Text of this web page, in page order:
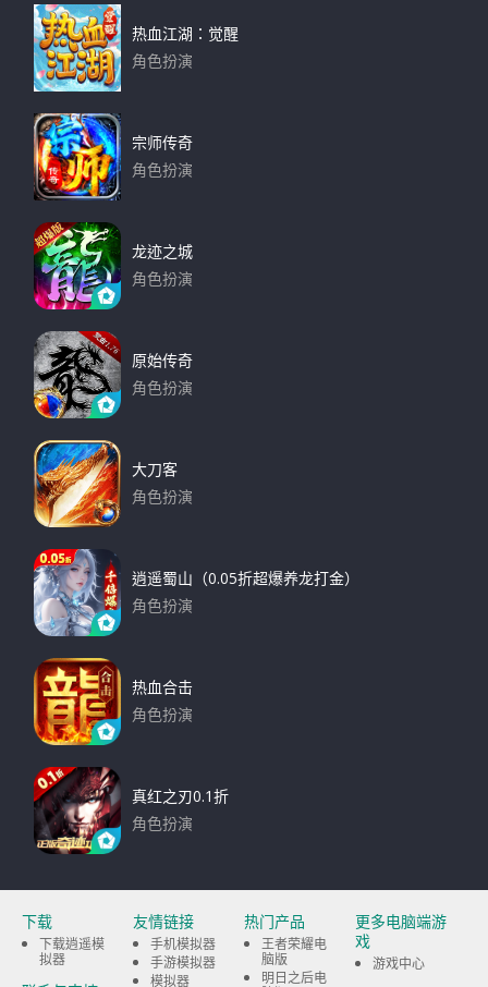
热血江湖：觉醒
角色扮演
宗师传奇
角色扮演
龙迹之城
角色扮演
原始传奇
角色扮演
大刀客
角色扮演
逍遥蜀山（0.05折超爆养龙打金）
角色扮演
热血合击
角色扮演
真红之刃0.1折
角色扮演
下载
下载逍遥模
拟器
友情链接
手机模拟器
手游模拟器
模拟器
热门产品
王者荣耀电
脑版
明日之后电
更多电脑端游
戏
游戏中心